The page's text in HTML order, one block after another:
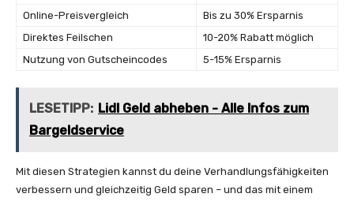
Online-Preisvergleich
Bis zu 30% Ersparnis
Direktes Feilschen
10-20% Rabatt möglich
Nutzung von Gutscheincodes
5-15% Ersparnis
LESETIPP: Lidl Geld abheben - Alle Infos zum
Bargeldservice
Mit diesen Strategien kannst du deine Verhandlungsfähigkeiten
verbessern und gleichzeitig Geld sparen – und das mit einem